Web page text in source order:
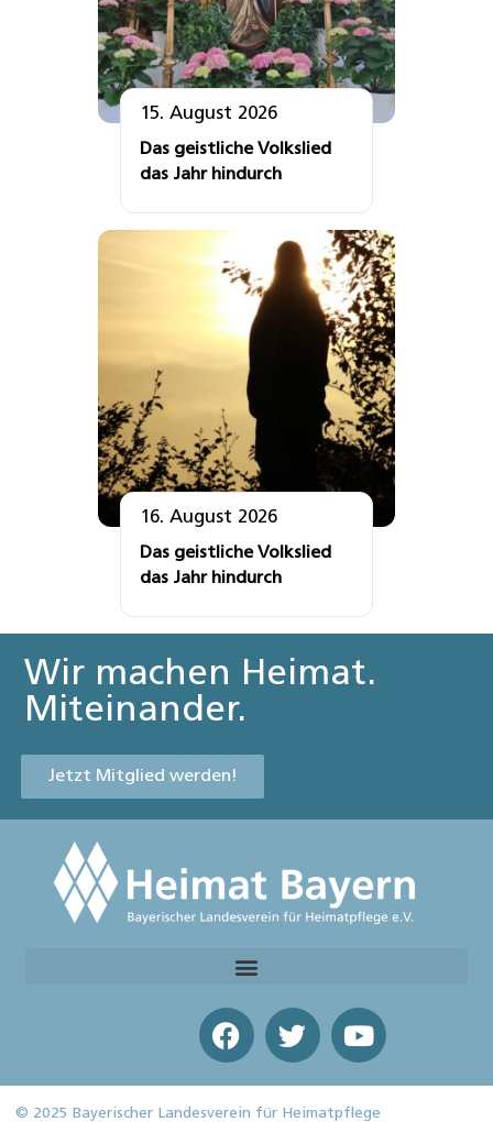
15. August 2026
Das geistliche Volkslied
das Jahr hindurch
16. August 2026
Das geistliche Volkslied
das Jahr hindurch
Wir machen Heimat.
Miteinander.
Jetzt Mitglied werden!
© 2025 Bayerischer Landesverein für Heimatpflege